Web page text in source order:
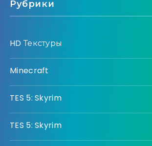
Рубрики
HD Текстуры
Minecraft
TES 5: Skyrim
TES 5: Skyrim